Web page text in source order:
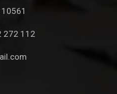
272 112